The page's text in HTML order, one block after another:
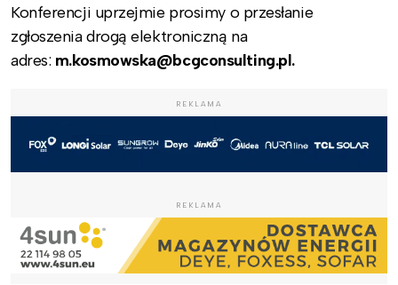
Konferencji uprzejmie prosimy o przesłanie
zgłoszenia drogą elektroniczną na
adres: m.kosmowska@bcgconsulting.pl.
REKLAMA
REKLAMA